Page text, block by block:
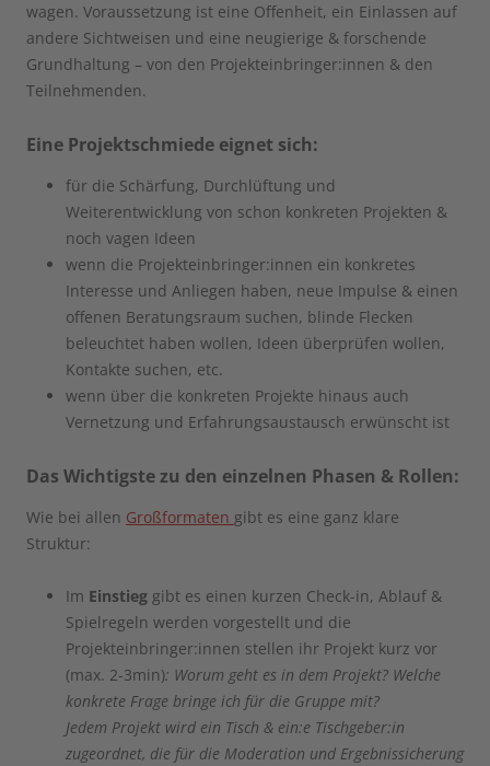
wagen. Voraussetzung ist eine Offenheit, ein Einlassen auf
andere Sichtweisen und eine neugierige & forschende
Grundhaltung – von den Projekteinbringer:innen & den
Teilnehmenden.
Eine Projektschmiede eignet sich:
für die Schärfung, Durchlüftung und
Weiterentwicklung von schon konkreten Projekten &
noch vagen Ideen
wenn die Projekteinbringer:innen ein konkretes
Interesse und Anliegen haben, neue Impulse & einen
offenen Beratungsraum suchen, blinde Flecken
beleuchtet haben wollen, Ideen überprüfen wollen,
Kontakte suchen, etc.
wenn über die konkreten Projekte hinaus auch
Vernetzung und Erfahrungsaustausch erwünscht ist
Das Wichtigste zu den einzelnen Phasen & Rollen:
Wie bei allen Großformaten gibt es eine ganz klare
Struktur:
Im Einstieg gibt es einen kurzen Check-in, Ablauf &
Spielregeln werden vorgestellt und die
Projekteinbringer:innen stellen ihr Projekt kurz vor
(max. 2-3min): Worum geht es in dem Projekt? Welche
konkrete Frage bringe ich für die Gruppe mit?
Jedem Projekt wird ein Tisch & ein:e Tischgeber:in
zugeordnet, die für die Moderation und Ergebnissicherung